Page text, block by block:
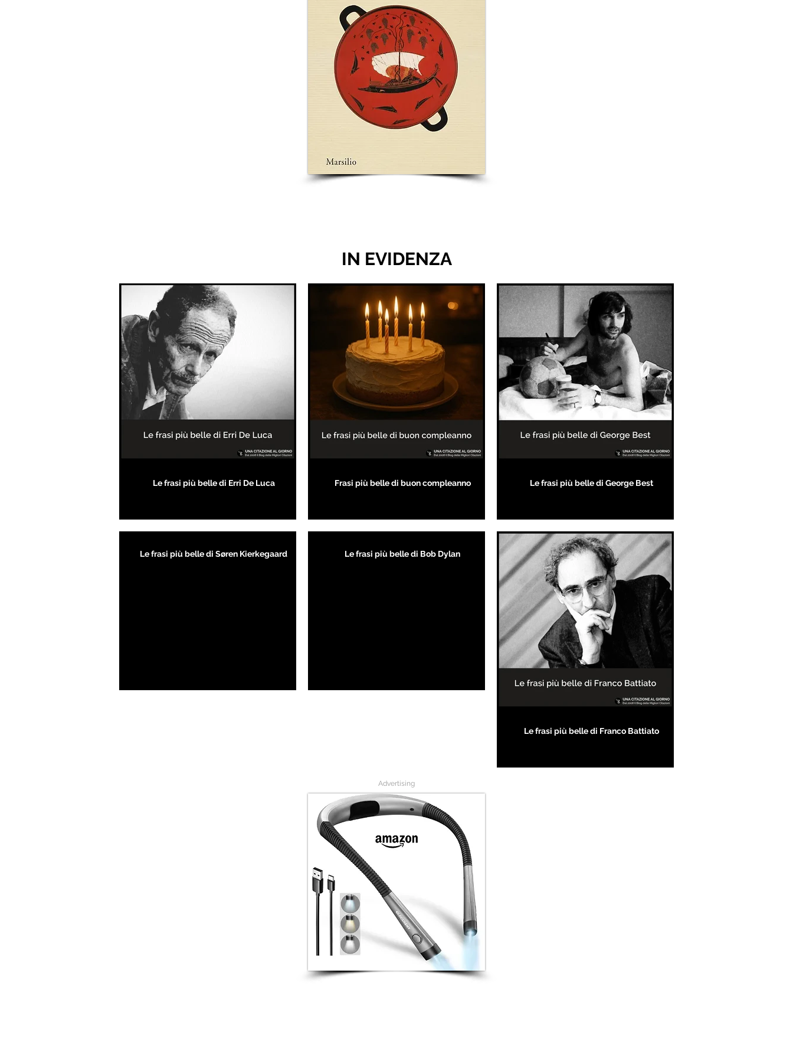
IN EVIDENZA
Le frasi più belle di Erri De Luca Frasi più belle di buon compleanno Le frasi più belle di George Best
Le frasi più belle di Søren Kierkegaard Le frasi più belle di Bob Dylan
Le frasi più belle di Franco Battiato
Advertising